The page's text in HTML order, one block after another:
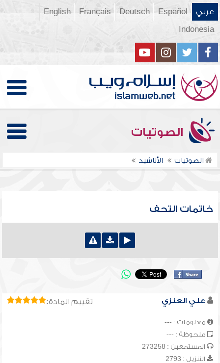
عربي Español
Deutsch
Français
English
Indonesia
الصوتيات
الصوتيات الأناشيد
خاتمات التحف
تقييم المادة: علي العنزي
معلومات : ---
ملحوظة : ---
المستمعين : 273258
التنزيل : 2793